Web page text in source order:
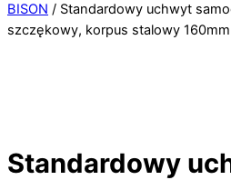
BISON / Standardowy uchwyt
szczękowy, korpus stalowy
Standardowy